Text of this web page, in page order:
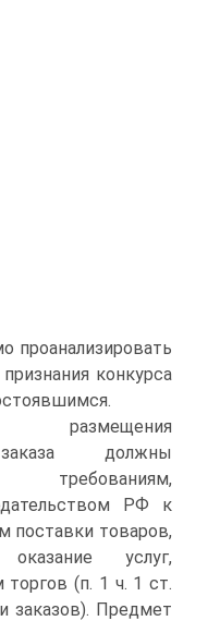
проанализировать
конкурса
заказа должны
требованиям,
РФ к
поставки товаров,
услуг,
(п. 1 ч. 1 ст.
заказов). Предмет